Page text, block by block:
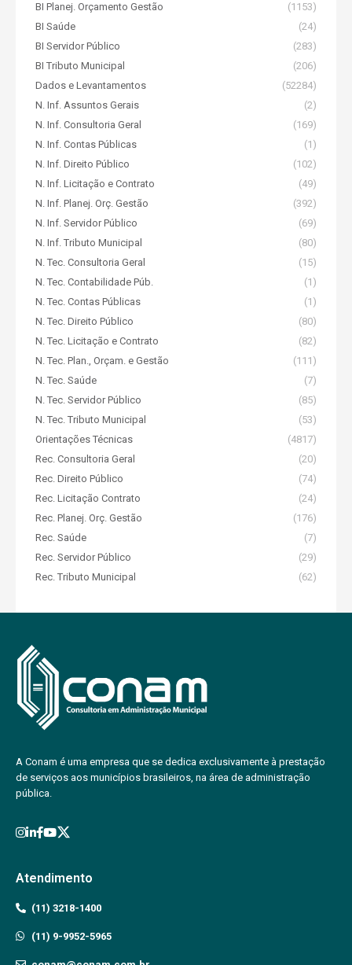
BI Planej. Orçamento Gestão
(1153)
BI Saúde
(24)
BI Servidor Público
(283)
BI Tributo Municipal
(206)
Dados e Levantamentos
(52284)
N. Inf. Assuntos Gerais
(2)
N. Inf. Consultoria Geral
(169)
N. Inf. Contas Públicas
(1)
N. Inf. Direito Público
(102)
N. Inf. Licitação e Contrato
(49)
N. Inf. Planej. Orç. Gestão
(392)
N. Inf. Servidor Público
(69)
N. Inf. Tributo Municipal
(80)
N. Tec. Consultoria Geral
(15)
N. Tec. Contabilidade Púb.
(1)
N. Tec. Contas Públicas
(1)
N. Tec. Direito Público
(80)
N. Tec. Licitação e Contrato
(82)
N. Tec. Plan., Orçam. e Gestão
(111)
N. Tec. Saúde
(7)
N. Tec. Servidor Público
(85)
N. Tec. Tributo Municipal
(53)
Orientações Técnicas
(4817)
Rec. Consultoria Geral
(20)
Rec. Direito Público
(74)
Rec. Licitação Contrato
(24)
Rec. Planej. Orç. Gestão
(176)
Rec. Saúde
(7)
Rec. Servidor Público
(29)
Rec. Tributo Municipal
(62)
A Conam é uma empresa que se dedica exclusivamente à prestação
de serviços aos municípios brasileiros, na área de administração
pública.
Atendimento
(11) 3218-1400
(11) 9-9952-5965